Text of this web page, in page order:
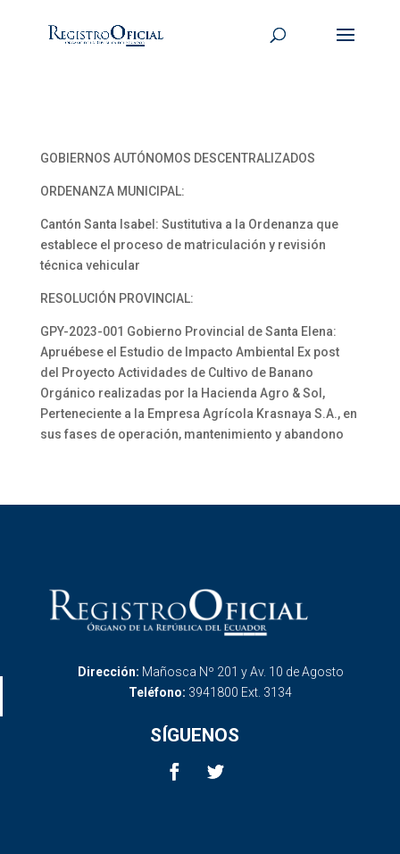
GOBIERNOS AUTÓNOMOS DESCENTRALIZADOS
ORDENANZA MUNICIPAL:
Cantón Santa Isabel: Sustitutiva a la Ordenanza que
establece el proceso de matriculación y revisión
técnica vehicular
RESOLUCIÓN PROVINCIAL:
GPY-2023-001 Gobierno Provincial de Santa Elena:
Apruébese el Estudio de Impacto Ambiental Ex post
del Proyecto Actividades de Cultivo de Banano
Orgánico realizadas por la Hacienda Agro & Sol,
Perteneciente a la Empresa Agrícola Krasnaya S.A., en
sus fases de operación, mantenimiento y abandono
Dirección: Mañosca Nº 201 y Av. 10 de Agosto
Teléfono: 3941800 Ext. 3134
SÍGUENOS